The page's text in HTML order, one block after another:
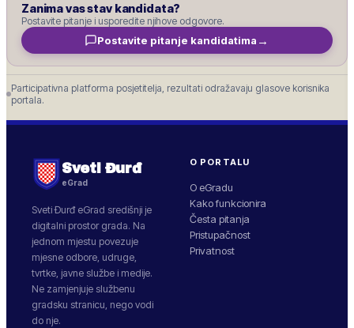
Zanima vas stav kandidata?
Postavite pitanje i usporedite njihove odgovore.
Postavite pitanje kandidatima →
Participativna platforma posjetitelja, rezultati odražavaju glasove korisnika
portala.
Sveti Đurđ
eGrad
Sveti ĐurđeGrad središnji je
digitalni prostor grada. Na
jednom mjestu povezuje
mjesne odbore, udruge,
tvrtke, javne službe i medije.
Ne zamjenjuje službenu
gradsku stranicu, nego vodi
do nje.
O PORTALU
O eGradu
Kako funkcionira
Česta pitanja
Pristupačnost
Privatnost